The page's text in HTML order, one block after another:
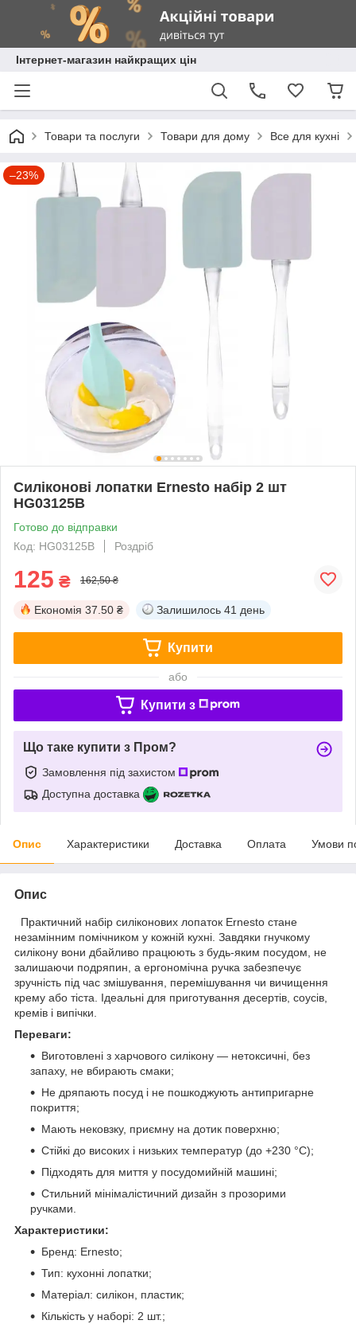
Інтернет-магазин найкращих цін
Товари та послуги Товари для дому Все для кухні
–23%
Силіконові лопатки Ernesto набір 2 шт
HG03125B
Готово до відправки
Код: HG03125B
Роздріб
125 ₴ 162,50 ₴
Економія 37.50 ₴ Залишилось 41 день
Купити
або
Купити з
Що таке купити з Пром?
Замовлення під захистом
Доступна доставка
Опис Характеристики Доставка Оплата Умови
Опис
Практичний набір силіконових лопаток Ernesto стане
незамінним помічником у кожній кухні. Завдяки гнучкому
силікону вони дбайливо працюють з будь-яким посудом, не
залишаючи подряпин, а ергономічна ручка забезпечує
зручність під час змішування, перемішування чи вичищення
крему або тіста. Ідеальні для приготування десертів, соусів,
кремів і випічки.
Переваги:
Виготовлені з харчового силікону — нетоксичні, без
запаху, не вбирають смаки;
Не дряпають посуд і не пошкоджують антипригарне
покриття;
Мають нековзку, приємну на дотик поверхню;
Стійкі до високих і низьких температур (до +230 °C);
Підходять для миття у посудомийній машині;
Стильний мінімалістичний дизайн з прозорими
ручками.
Характеристики:
Бренд: Ernesto;
Тип: кухонні лопатки;
Матеріал: силікон, пластик;
Кількість у наборі: 2 шт.;